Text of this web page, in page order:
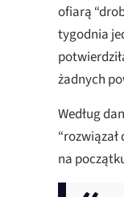
ofiarą
tygodnia
żadnych
Według
na